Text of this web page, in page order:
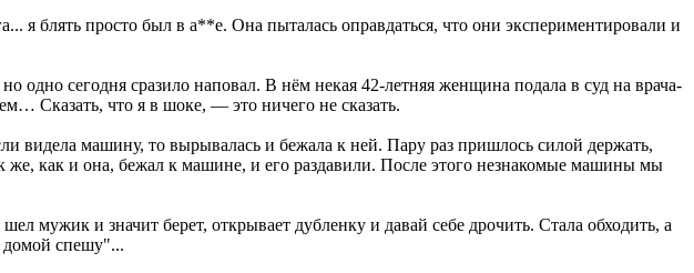
я блять просто был в а**е. Она пыталась оправдаться, что они экспериментировали и
одно сегодня сразило наповал. В нём некая 42-летняя женщина подала в суд на врача-
Сказать, что я в шоке, — это ничего не сказать.
видела машину, то вырывалась и бежала к ней. Пару раз пришлось силой держать,
же, как и она, бежал к машине, и его раздавили. После этого незнакомые машины мы
мужик и значит берет, открывает дубленку и давай себе дрочить. Стала обходить, а
домой спешу"...